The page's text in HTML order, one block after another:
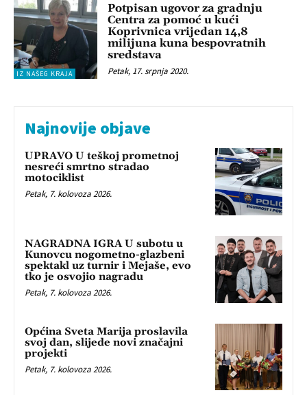
IZ NAŠEG KRAJA
Potpisan ugovor za gradnju
Centra za pomoć u kući
Koprivnica vrijedan 14,8
milijuna kuna bespovratnih
sredstava
Petak, 17. srpnja 2020.
Najnovije objave
UPRAVO U teškoj prometnoj
nesreći smrtno stradao
motociklist
Petak, 7. kolovoza 2026.
NAGRADNA IGRA U subotu u
Kunovcu nogometno-glazbeni
spektakl uz turnir i Mejaše, evo
tko je osvojio nagradu
Petak, 7. kolovoza 2026.
Općina Sveta Marija proslavila
svoj dan, slijede novi značajni
projekti
Petak, 7. kolovoza 2026.